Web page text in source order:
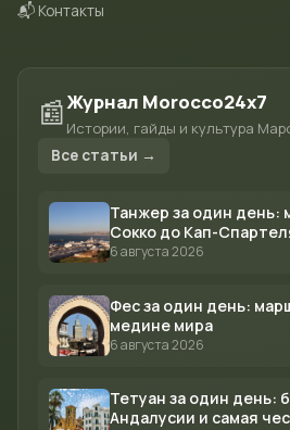
📬 Контакты
📰Журнал Morocco24x7
Истории, гайды и культура
Все статьи →
Танжер за один день:
Сокко до Кап-
6 августа 2026
Фес за один день:
медине мира
6 августа 2026
Тетуан за один день:
Андалусии и самая